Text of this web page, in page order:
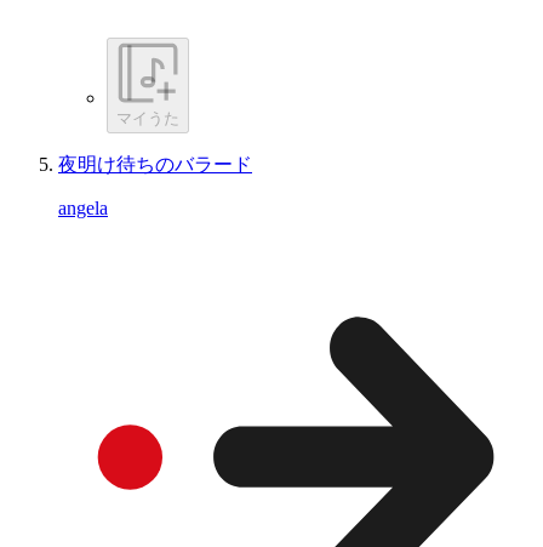
マイうた
夜明け待ちのバラード
angela